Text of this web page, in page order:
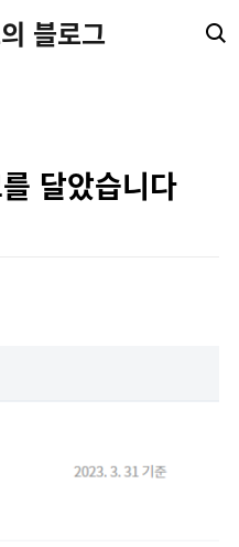
블로그
달았습니다